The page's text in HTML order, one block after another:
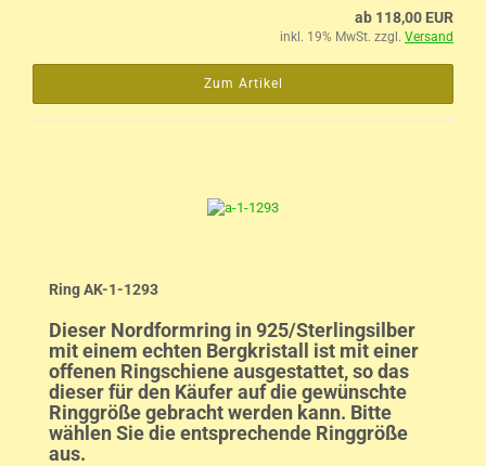
ab 118,00 EUR
inkl. 19% MwSt. zzgl. Versand
Zum Artikel
Ring AK-1-1293
Dieser Nordformring in 925/Sterlingsilber
mit einem echten Bergkristall ist mit einer
offenen Ringschiene ausgestattet, so das
dieser für den Käufer auf die gewünschte
Ringgröße gebracht werden kann. Bitte
wählen Sie die entsprechende Ringgröße
aus.